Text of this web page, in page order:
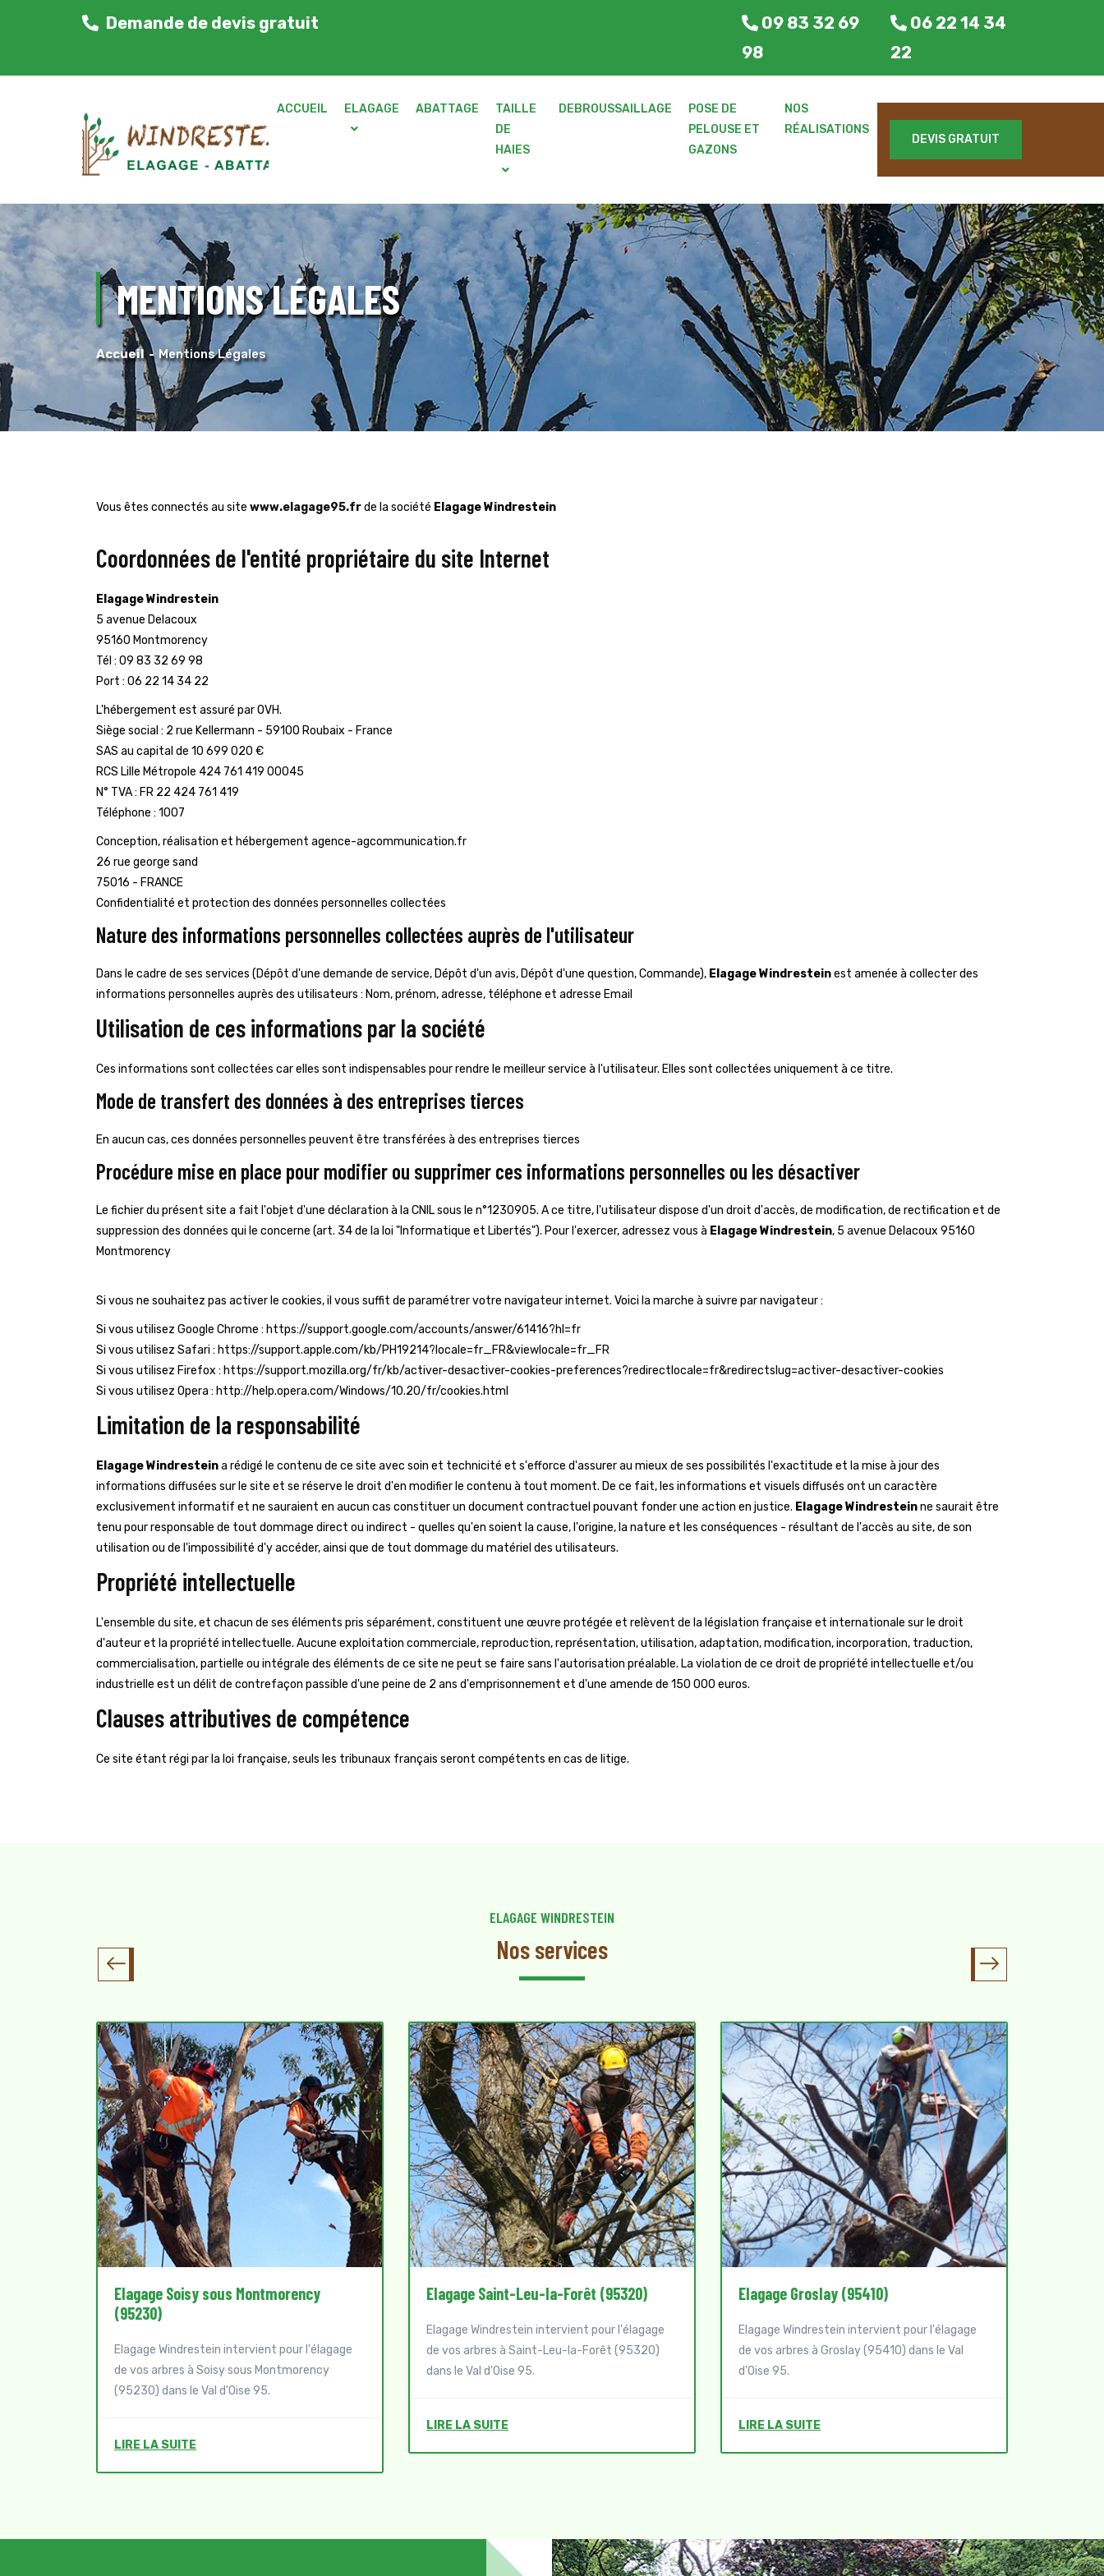
Demande de devis gratuit
09 83 32 69
98
06 22 14 34
22
ACCUEIL ELAGAGE ABATTAGE
TAILLE
DE
HAIES
DEBROUSSAILLAGE
POSE DE
PELOUSE ET
GAZONS
NOS
RÉALISATIONS
DEVIS GRATUIT
MENTIONS LÉGALES
Accueil Mentions Légales
Vous êtes connectés au site www.elagage95.frde la société Elagage Windrestein
Coordonnées de l'entité propriétaire du site Internet
Elagage Windrestein
5 avenue Delacoux
95160 Montmorency
Tél : 09 83 32 69 98
Port : 06 22 14 34 22
L'hébergement est assuré par OVH.
Siège social : 2 rue Kellermann - 59100 Roubaix - France
SAS au capital de 10 699 020 €
RCS Lille Métropole 424 761 419 00045
N° TVA : FR 22 424 761 419
Téléphone : 1007
Conception, réalisation et hébergement agence-agcommunication.fr
26 rue george sand
75016 - FRANCE
Confidentialité et protection des données personnelles collectées
Nature des informations personnelles collectées auprès de l'utilisateur
Dans le cadre de ses services (Dépôt d'une demande de service, Dépôt d'un avis, Dépôt d'une question, Commande), Elagage Windresteinest amenée à collecter des
informations personnelles auprès des utilisateurs : Nom, prénom, adresse, téléphone et adresse Email
Utilisation de ces informations par la société
Ces informations sont collectées car elles sont indispensables pour rendre le meilleur service à l'utilisateur. Elles sont collectées uniquement à ce titre.
Mode de transfert des données à des entreprises tierces
En aucun cas, ces données personnelles peuvent être transférées à des entreprises tierces
Procédure mise en place pour modifier ou supprimer ces informations personnelles ou les désactiver
Le fichier du présent site a fait l'objet d'une déclaration à la CNIL sous le n°1230905. A ce titre, l'utilisateur dispose d'un droit d'accès, de modification, de rectification et de
suppression des données qui le concerne (art. 34 de la loi "Informatique et Libertés"). Pour l'exercer, adressez vous à Elagage Windrestein, 5 avenue Delacoux 95160
Montmorency
Si vous ne souhaitez pas activer le cookies, il vous suffit de paramétrer votre navigateur internet. Voici la marche à suivre par navigateur :
Si vous utilisez Google Chrome : https://support.google.com/accounts/answer/61416?hl=fr
Si vous utilisez Safari : https://support.apple.com/kb/PH19214?locale=fr_FR&viewlocale=fr_FR
Si vous utilisez Firefox : https://support.mozilla.org/fr/kb/activer-desactiver-cookies-preferences?redirectlocale=fr&redirectslug=activer-desactiver-cookies
Si vous utilisez Opera : http://help.opera.com/Windows/10.20/fr/cookies.html
Limitation de la responsabilité
Elagage Windresteina rédigé le contenu de ce site avec soin et technicité et s'efforce d'assurer au mieux de ses possibilités l'exactitude et la mise à jour des
informations diffusées sur le site et se réserve le droit d'en modifier le contenu à tout moment. De ce fait, les informations et visuels diffusés ont un caractère
exclusivement informatif et ne sauraient en aucun cas constituer un document contractuel pouvant fonder une action en justice. Elagage Windresteinne saurait être
tenu pour responsable de tout dommage direct ou indirect - quelles qu'en soient la cause, l'origine, la nature et les conséquences - résultant de l'accès au site, de son
utilisation ou de l'impossibilité d'y accéder, ainsi que de tout dommage du matériel des utilisateurs.
Propriété intellectuelle
L'ensemble du site, et chacun de ses éléments pris séparément, constituent une œuvre protégée et relèvent de la législation française et internationale sur le droit
d'auteur et la propriété intellectuelle. Aucune exploitation commerciale, reproduction, représentation, utilisation, adaptation, modification, incorporation, traduction,
commercialisation, partielle ou intégrale des éléments de ce site ne peut se faire sans l'autorisation préalable. La violation de ce droit de propriété intellectuelle et/ou
industrielle est un délit de contrefaçon passible d'une peine de 2 ans d'emprisonnement et d'une amende de 150 000 euros.
Clauses attributives de compétence
Ce site étant régi par la loi française, seuls les tribunaux français seront compétents en cas de litige.
ELAGAGE WINDRESTEIN
Nos services
Elagage Saint-Leu-la-Forêt (95320)
de vos arbres à Saint-Leu-la-Forêt (95320)
dans le Val d'Oise 95.
Elagage Groslay (95410)
Elagage Windrestein intervient pour l'élagage
de vos arbres à Groslay (95410) dans le Val
d'Oise 95.
LIRE LA SUITE
Elagage Domont (95330)
Elagage Windrestein intervient pour l'élagage
de vos arbres à Domont (95330) dans le Val
d'Oise 95.
LIRE LA SUITE